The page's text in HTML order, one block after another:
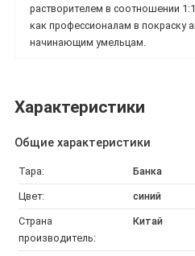
растворителем в соотношении
как профессионалам в покраску
начинающим умельцам.
Характеристики
Общие характеристики
Тара: Банка
Цвет: синий
Страна
производитель:
Китай